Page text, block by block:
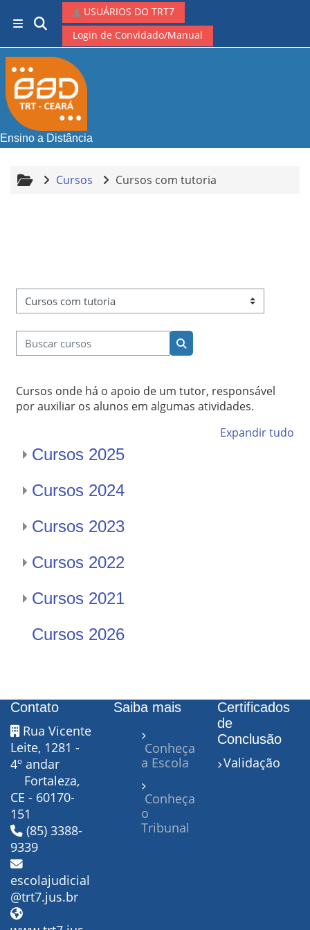
Ir para o conteúdo principal
Painel lateral
Alternar entrada de pesquisa
USUÁRIOS DO TRT7
Login de Convidado/Manual
Ensino a Distância
Cursos Cursos com tutoria
Categorias de Cursos
Buscar cursos
Buscar cursos
Cursos onde há o apoio de um tutor, responsável
por auxiliar os alunos em algumas atividades.
Expandir tudo
Cursos 2025
Cursos 2024
Cursos 2023
Cursos 2022
Cursos 2021
Cursos 2026
Contato
Rua Vicente
Leite, 1281 -
4º andar
Fortaleza,
CE - 60170-
151
(85) 3388-
9339
escolajudicial
@trt7.jus.br
Saiba mais
Conheça
a Escola
Conheça
o
Tribunal
Certificados
de
Conclusão
Validação